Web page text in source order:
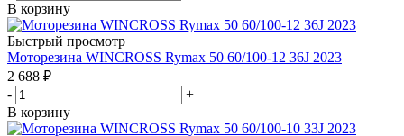
В корзину
Быстрый просмотр
Моторезина WINCROSS Rymax 50 60/100-12 36J 2023
2 688 ₽
-
+
В корзину